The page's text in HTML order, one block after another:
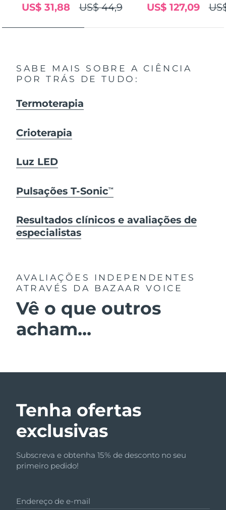
US$ 44,9
US$ 31,88 US$ 127,09
SABE MAIS SOBRE A CIÊNCIA
POR TRÁS DE TUDO:
Termoterapia
Crioterapia
Luz LED
Pulsações T-SonicTM
Resultados clínicos e avaliações de
especialistas
AVALIAÇÕES INDEPENDENTES
ATRAVÉS DA BAZAAR VOICE
Vê o que outros
acham...
Tenha ofertas
exclusivas
Subscreva e obtenha 15% de desconto no seu
primeiro pedido!
Endereço de e-mail